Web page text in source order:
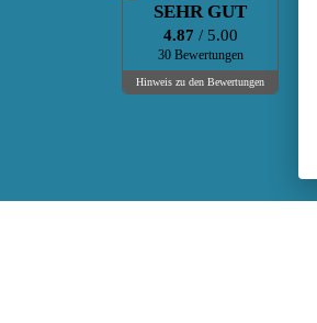
SEHR GUT
4.87 / 5.00
30 Bewertungen
Hinweis zu den Bewertungen